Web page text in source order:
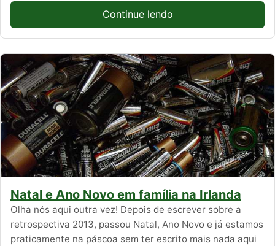
Continue lendo
Natal e Ano Novo em família na Irlanda
Olha nós aqui outra vez! Depois de escrever sobre a
retrospectiva 2013, passou Natal, Ano Novo e já estamos
praticamente na páscoa sem ter escrito mais nada aqui